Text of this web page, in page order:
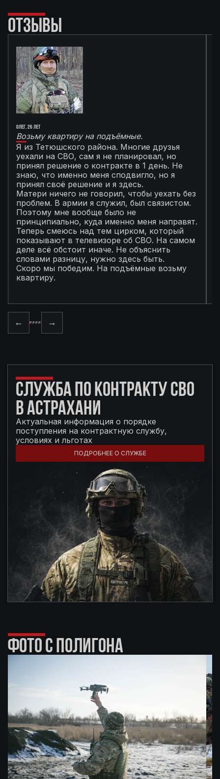
ОТЗЫВЫ
Олег, 26 лет
Возьму квартиру на подъёмные.
Я из Тетюшского района. Многие друзья
уехали на СВО, сам я не планировал, но
принял решение о контракте в 1 день. Не
знаю, что именно меня сподвигло, но я
принял своё решение и я здесь.
Матери ничего не говорил, чтобы уехать без
проблем. В армии я служил, был связистом.
Поэтому мне вообще было не
принципиально, куда именно меня направят.
Теперь смеюсь над тем цирком, который
показывают в телевизоре об СВО. На самом
деле всё обстоит иначе. Не объяснить
словами разницу, нужно здесь быть.
Скоро мы победим. На подъёмные возьму
квартиру.
← →
СЛУЖБА ПО КОНТРАКТУ СВО
В АСТРАХАНИ
Актуальная информация о порядке
поступления на контрактную службу,
условиях и льготах
ПОДРОБНЕЕ О СЛУЖБЕ
ФОТО С ПОЛИГОНА